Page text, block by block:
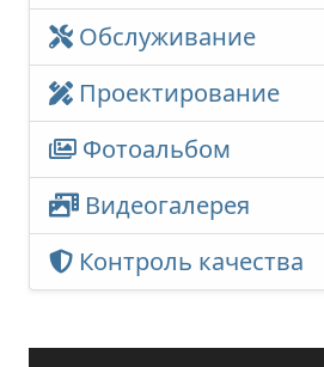
Обслуживание
Проектирование
Фотоальбом
Видеогалерея
Контроль качества